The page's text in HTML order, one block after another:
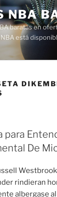
NBA
baratas en
está
para
De
rindieran
albergase